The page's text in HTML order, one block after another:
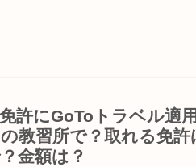
許にGoToトラベル適
教習所で？取れる免
金額は？